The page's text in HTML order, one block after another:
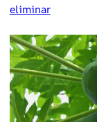
eliminar